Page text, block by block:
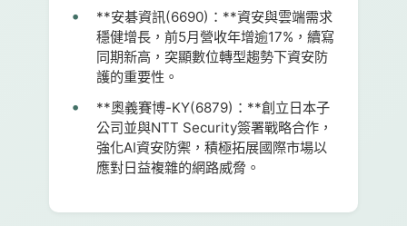
**安碁資訊(6690)：**資安與雲端需求
穩健增長，前5月營收年增逾17%，續寫
同期新高，突顯數位轉型趨勢下資安防
護的重要性。
**奧義賽博-KY(6879)：**創立日本子
公司並與NTT Security簽署戰略合作，
強化AI資安防禦，積極拓展國際市場以
應對日益複雜的網路威脅。